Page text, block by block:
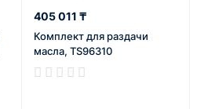
405 011 ₸
Комплект для раздачи
масла, TS96310